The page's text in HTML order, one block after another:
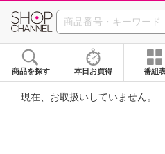
SHOP
商品を探す 本日お買得 番組
現在、お取扱いしていません。